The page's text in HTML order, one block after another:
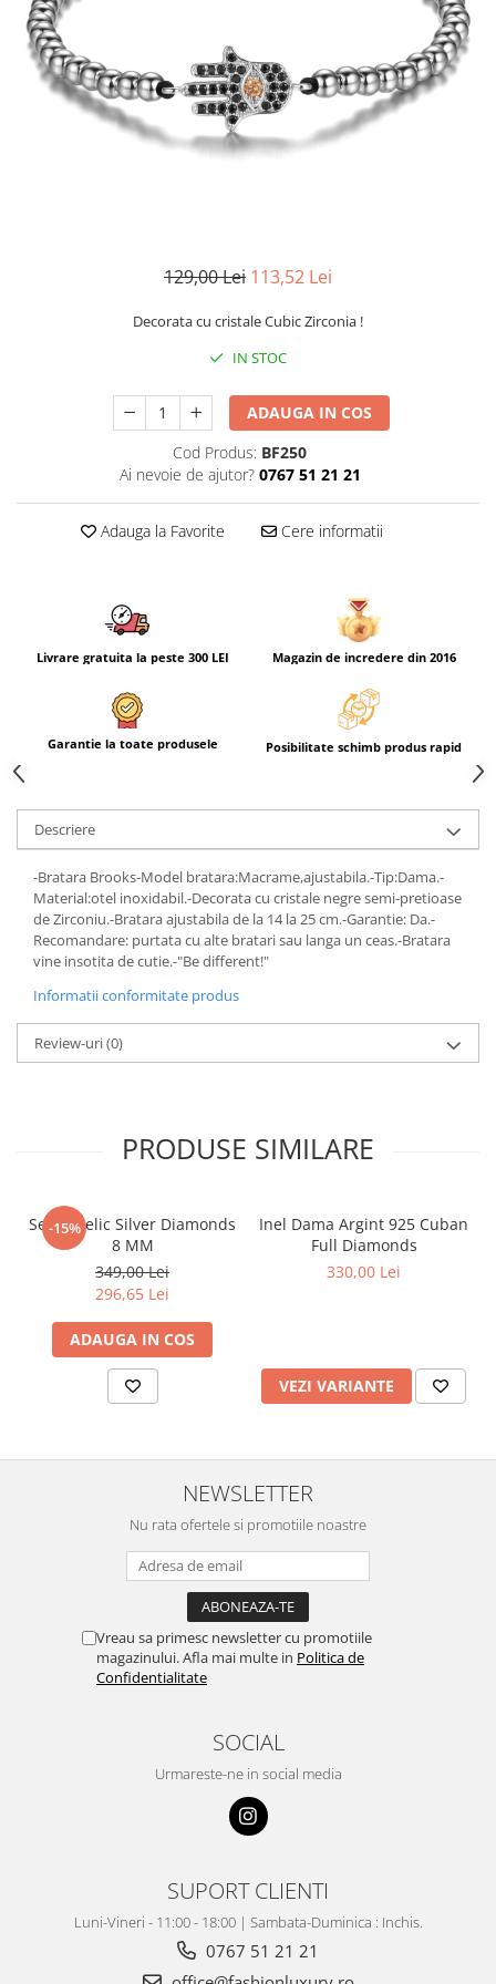
CERCEI
CEASURI DAMA
129,00 Lei 113,52 Lei
Decorata cu cristale Cubic Zirconia !
IN STOC
ADAUGA IN COS
Cod Produs: BF250
Ai nevoie de ajutor? 0767 51 21 21
Adauga la Favorite Cere informatii
Livrare gratuita la peste 300 LEI Magazin de incredere din 2016
Garantie la toate produsele Posibilitate schimb produs rapid
Descriere
-Bratara Brooks-Model bratara:Macrame,ajustabila.-Tip:Dama.-
Material:otel inoxidabil.-Decorata cu cristale negre semi-pretioase
de Zirconiu.-Bratara ajustabila de la 14 la 25 cm.-Garantie: Da.-
Recomandare: purtata cu alte bratari sau langa un ceas.-Bratara
vine insotita de cutie.-"Be different!"
Informatii conformitate produs
Review-uri(0)
PRODUSE SIMILARE
-15%
Set Angelic Silver Diamonds
8 MM
349,00 Lei
296,65 Lei
ADAUGA IN COS
Inel Dama Argint 925 Cuban
Full Diamonds
330,00 Lei
VEZI VARIANTE
NEWSLETTER
Nu rata ofertele si promotiile noastre
Vreau sa primesc newsletter cu promotiile
magazinului. Afla mai multe in Politica de
Confidentialitate
SOCIAL
Urmareste-ne in social media
SUPORT CLIENTI
Luni-Vineri - 11:00 - 18:00 | Sambata-Duminica : Inchis.
0767 51 21 21